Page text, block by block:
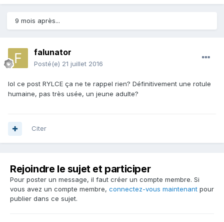
9 mois après...
falunator
Posté(e) 21 juillet 2016
lol ce post RYLCE ça ne te rappel rien? Définitivement une rotule
humaine, pas très usée, un jeune adulte?
Citer
Rejoindre le sujet et participer
Pour poster un message, il faut créer un compte membre. Si
vous avez un compte membre, connectez-vous maintenant pour
publier dans ce sujet.